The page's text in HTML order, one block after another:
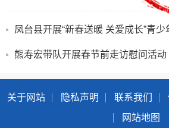
熊寿宏带队开展春节前走访慰问活动
关于网站 隐私声明 联系我们
网站地图